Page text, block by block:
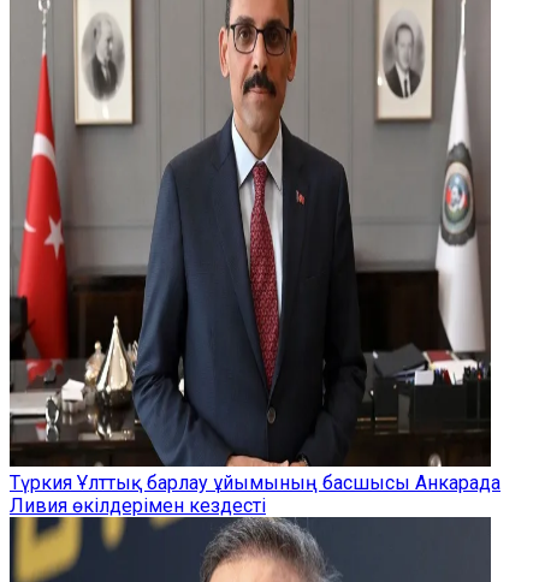
Түркия Ұлттық барлау ұйымының басшысы Анкарада
Ливия өкілдерімен кездесті